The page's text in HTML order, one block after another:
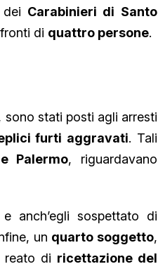
Carabinieri di Santo
di quattro persone.
sono stati posti agli arresti
furti aggravati. Tali
Palermo, riguardavano
anch’egli sospettato di
un quarto soggetto,
reato di ricettazione del